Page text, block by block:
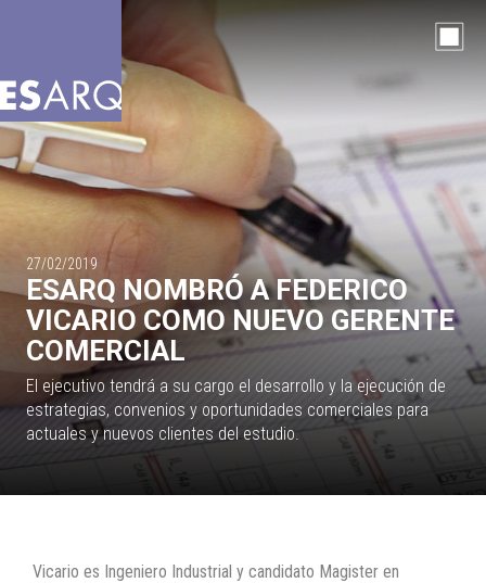
27/02/2019
ESARQ NOMBRÓ A FEDERICO
VICARIO COMO NUEVO GERENTE
COMERCIAL
El ejecutivo tendrá a su cargo el desarrollo y la ejecución de
estrategias, convenios y oportunidades comerciales para
actuales y nuevos clientes del estudio.
Vicario es Ingeniero Industrial y candidato Magister en